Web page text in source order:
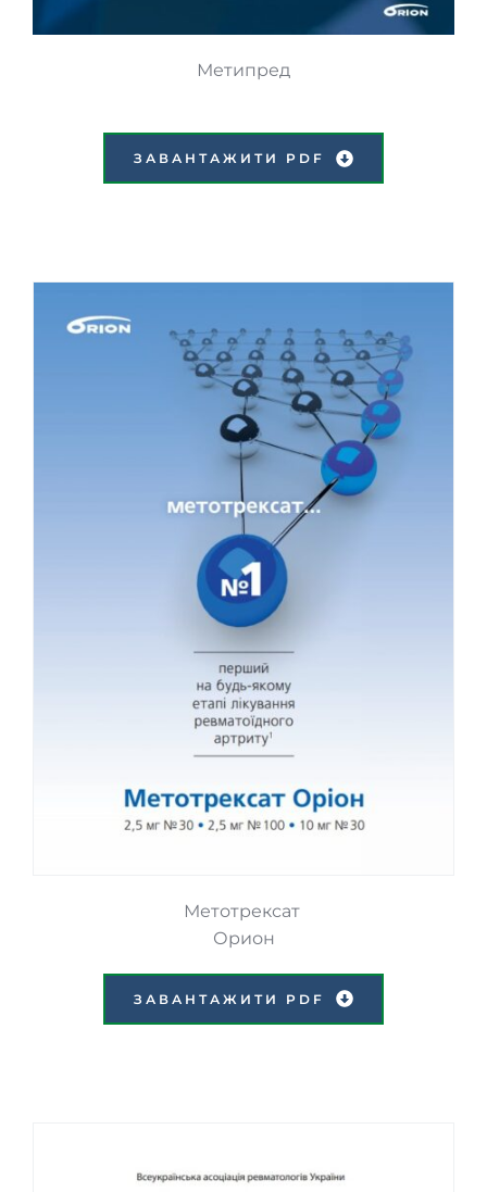
Метипред
ЗАВАНТАЖИТИ PDF
Метотрексат
Орион
ЗАВАНТАЖИТИ PDF